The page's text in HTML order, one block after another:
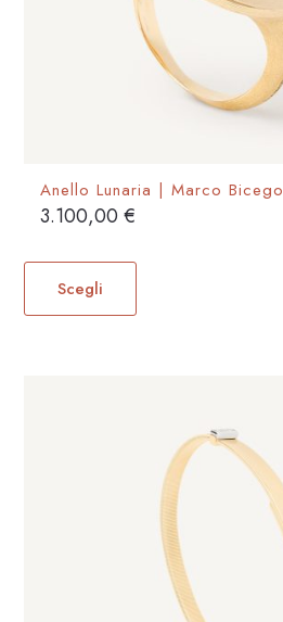
prodotto
Anello Lunaria | Marco Bicego
3.100,00€
Scegli
Questo
ha
possono
essere
scelte
pagina
prodotto